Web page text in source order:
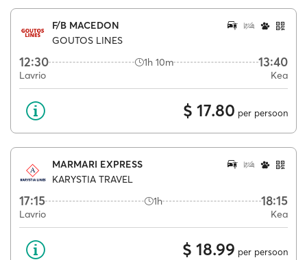
F/B MACEDON
GOUTOS LINES
12:30 1h 10m 13:40
Lavrio Kea
$ 17.80 per persoon
MARMARI EXPRESS
KARYSTIA TRAVEL
17:15 1h 18:15
Lavrio Kea
$ 18.99 per persoon